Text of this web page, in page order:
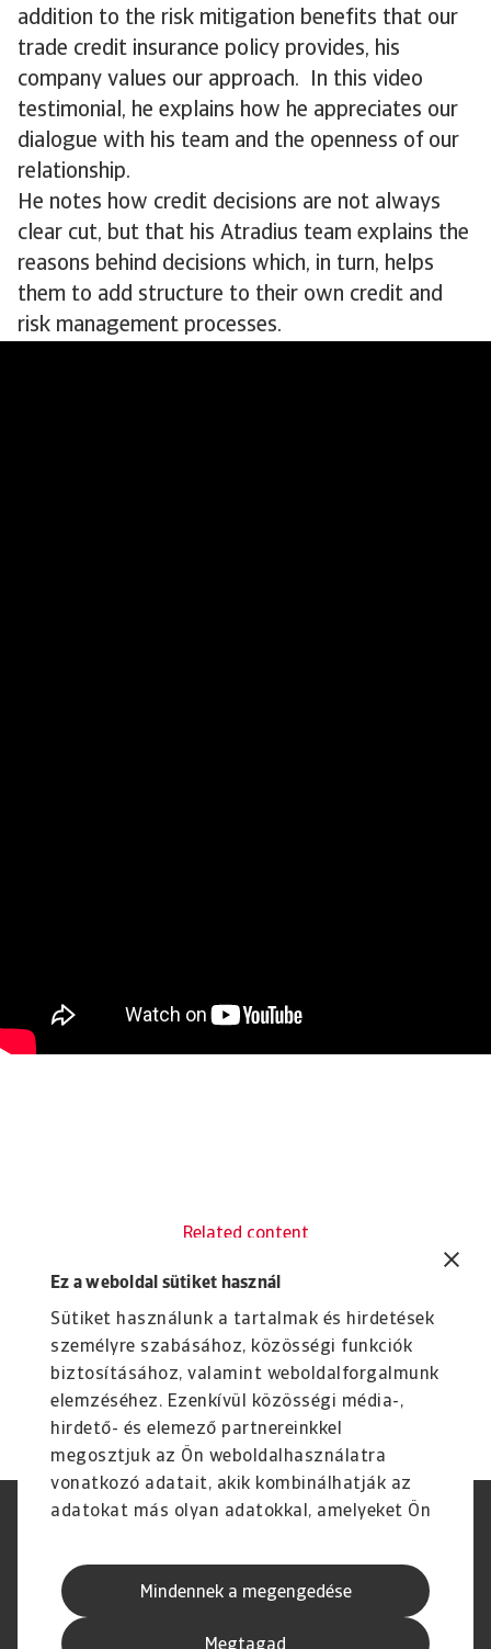
Ez a weboldal sütiket használ
Sütiket használunk a tartalmak és hirdetések
személyre szabásához, közösségi funkciók
biztosításához, valamint weboldalforgalmunk
elemzéséhez. Ezenkívül közösségi média-,
hirdető- és elemező partnereinkkel
megosztjuk az Ön weboldalhasználatra
vonatkozó adatait, akik kombinálhatják az
adatokat más olyan adatokkal, amelyeket Ön
használt más szolgáltatásokból gyűjtöttek.
Mindennek a megengedése
addition to the risk mitigation benefits that our
trade credit insurance policy provides, his
company values our approach. In this video
testimonial, he explains how he appreciates our
dialogue with his team and the openness of our
relationship.
He notes how credit decisions are not always
clear cut, but that his Atradius team explains the
reasons behind decisions which, in turn, helps
them to add structure to their own credit and
risk management processes.
Related content
You might also like
Credit Insurance
Protect your business from unpaid invoices and gain
access to valuable business intelligence
Adathalászat és Biztonság
Speak Up Csatornák
Jogi Nyilatkozat
Pénzügyi Navigátor